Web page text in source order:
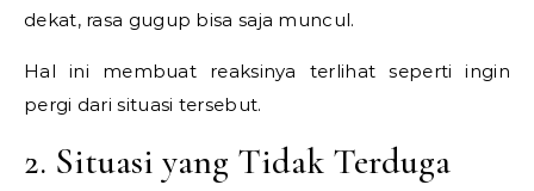
dekat, rasa gugup bisa saja muncul.
Hal ini membuat reaksinya terlihat seperti ingin
pergi dari situasi tersebut.
2. Situasi yang Tidak Terduga